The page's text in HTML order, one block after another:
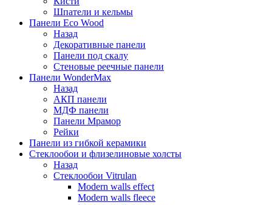
Шпатели и кельмы
Панели Eco Wood
Назад
Декоративные панели
Панели под скалу
Стеновые реечные панели
Панели WonderMax
Назад
АКП панели
МДФ панели
Панели Мрамор
Рейки
Панели из гибкой керамики
Стеклообои и флизелиновые холсты
Назад
Стеклообои Vitrulan
Modern walls effect
Modern walls fleece